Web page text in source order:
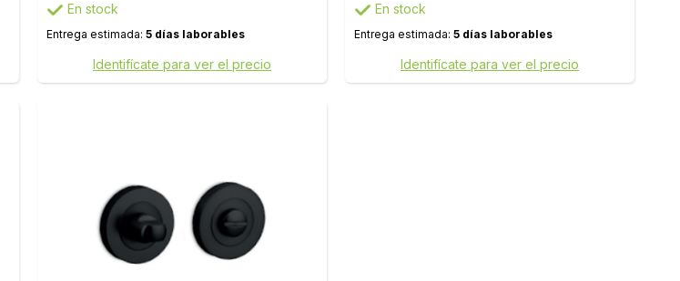
En stock
Entrega estimada: 5 días laborables
Identifícate para ver el precio
En stock
Entrega estimada: 5 días laborables
Identifícate para ver el precio